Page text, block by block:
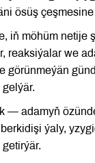
ösüş çeşmesine
iň möhüm netije
reaksiýalar we
görünmeýän
gelýär.
— adamyň
ýaly,